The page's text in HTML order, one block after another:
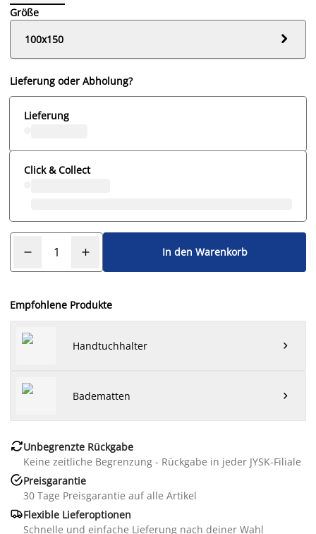
Größe
100x150

Lieferung oder Abholung?
Lieferung
Click & Collect
In den Warenkorb
Empfohlene Produkte
Handtuchhalter 
Badematten 
Unbegrenzte Rückgabe
Keine zeitliche Begrenzung - Rückgabe in jeder JYSK-Filiale
Preisgarantie
30 Tage Preisgarantie auf alle Artikel
Flexible Lieferoptionen
Schnelle und einfache Lieferung nach deiner Wahl